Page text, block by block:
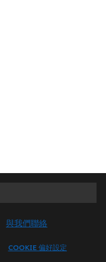
與我們聯絡
COOKIE 偏好設定